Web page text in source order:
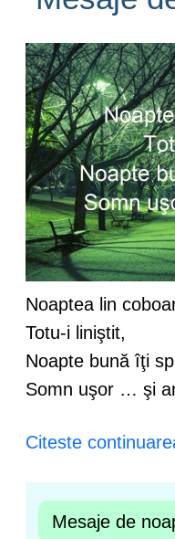
Noaptea lin
Totu-i liniştit,
Noapte bună îţi
Somn uşor … şi
Citeste
Mesaje de